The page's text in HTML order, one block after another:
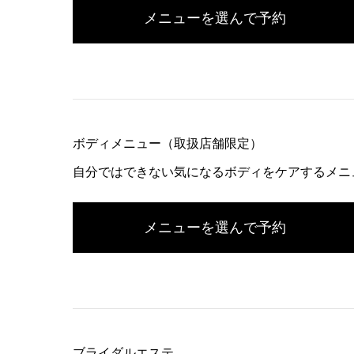
メニューを選んで予約
ボディメニュー（取扱店舗限定）
自分ではできない気になるボディをケアするメニ
メニューを選んで予約